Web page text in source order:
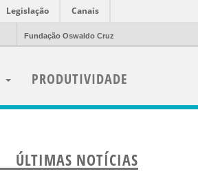
Legislação Canais
Fundação Oswaldo Cruz
PRODUTIVIDADE
ÚLTIMAS NOTÍCIAS